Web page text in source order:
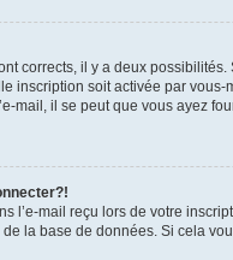
corrects, il y a deux
inscription soit activée par
mail, il se peut que vous ayez
l’e-mail reçu lors de votre
la base de données. Si cela